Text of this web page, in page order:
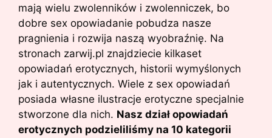
mają wielu zwolenników i zwolenniczek, bo
dobre sex opowiadanie pobudza nasze
pragnienia i rozwija naszą wyobraźnię. Na
stronach zarwij.pl znajdziecie kilkaset
opowiadań erotycznych, historii wymyślonych
jak i autentycznych. Wiele z sex opowiadań
posiada własne ilustracje erotyczne specjalnie
stworzone dla nich. Nasz dział opowiadań
erotycznych podzieliliśmy na 10 kategorii